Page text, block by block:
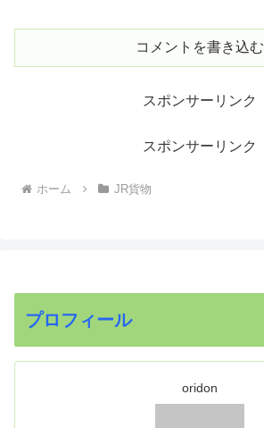
コメントを書き込む
スポンサーリンク
スポンサーリンク
ホーム JR貨物
プロフィール
oridon